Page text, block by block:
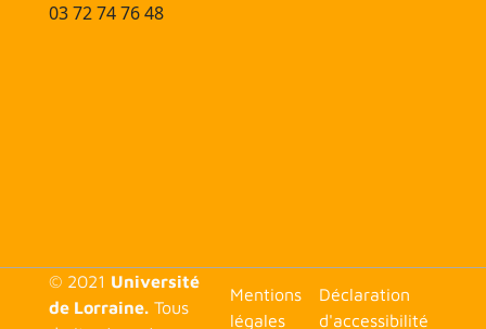
03 72 74 76 48
© 2021 Université
de Lorraine.Tous
<none>
Mentions
légales
Déclaration
d'accessibilité